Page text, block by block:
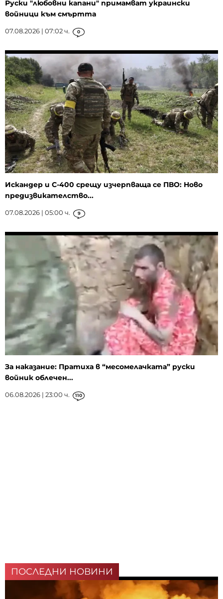
Руски "любовни капани" примамват украински
войници към смъртта
07.08.2026 | 07:02 ч. 0
Искандер и С-400 срещу изчерпваща се ПВО: Ново
предизвикателство...
07.08.2026 | 05:00 ч. 9
За наказание: Пратиха в “месомелачката” руски
войник облечен...
06.08.2026 | 23:00 ч. 110
ПОСЛЕДНИ НОВИНИ